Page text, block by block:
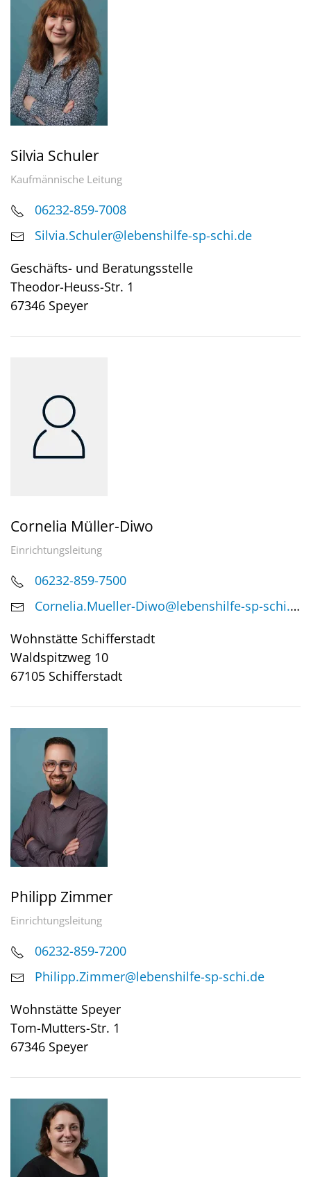
Silvia Schuler
Kaufmännische Leitung
06232-859-7008
Silvia.Schuler@lebenshilfe-sp-schi.de
Geschäfts- und Beratungsstelle
Theodor-Heuss-Str. 1
67346 Speyer
Cornelia Müller-Diwo
Einrichtungsleitung
06232-859-7500
Cornelia.Mueller-Diwo@lebenshilfe-sp-schi.de
Wohnstätte Schifferstadt
Waldspitzweg 10
67105 Schifferstadt
Philipp Zimmer
Einrichtungsleitung
06232-859-7200
Philipp.Zimmer@lebenshilfe-sp-schi.de
Wohnstätte Speyer
Tom-Mutters-Str. 1
67346 Speyer